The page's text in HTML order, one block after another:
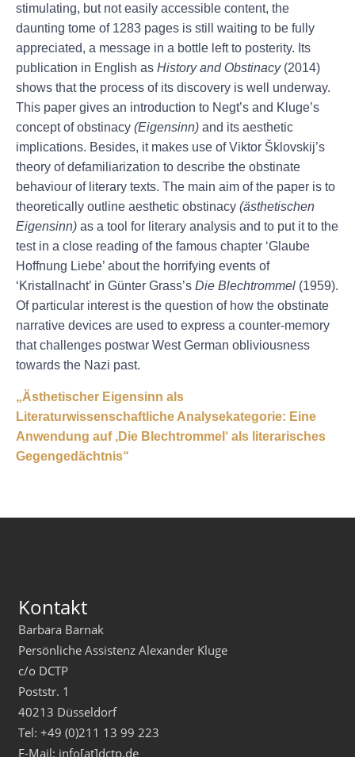
stimulating, but not easily accessible content, the
daunting tome of 1283 pages is still waiting to be fully
appreciated, a message in a bottle left to posterity. Its
publication in English as History and Obstinacy(2014)
shows that the process of its discovery is well underway.
This paper gives an introduction to Negt’s and Kluge’s
concept of obstinacy (Eigensinn) and its aesthetic
implications. Besides, it makes use of Viktor Šklovskij’s
theory of defamiliarization to describe the obstinate
behaviour of literary texts. The main aim of the paper is to
theoretically outline aesthetic obstinacy (ästhetischen
Eigensinn) as a tool for literary analysis and to put it to the
test in a close reading of the famous chapter ‘Glaube
Hoffnung Liebe’ about the horrifying events of
‘Kristallnacht’ in Günter Grass’s Die Blechtrommel (1959).
Of particular interest is the question of how the obstinate
narrative devices are used to express a counter-memory
that challenges postwar West German obliviousness
towards the Nazi past.
„Ästhetischer Eigensinn als
Literaturwissenschaftliche Analysekategorie: Eine
Anwendung auf ‚Die Blechtrommel‘ als literarisches
Gegengedächtnis“
Kontakt
Barbara Barnak
Persönliche Assistenz Alexander Kluge
c/o DCTP
Poststr. 1
40213 Düsseldorf
Tel: +49 (0)211 13 99 223
E-Mail: info[at]dctp.de